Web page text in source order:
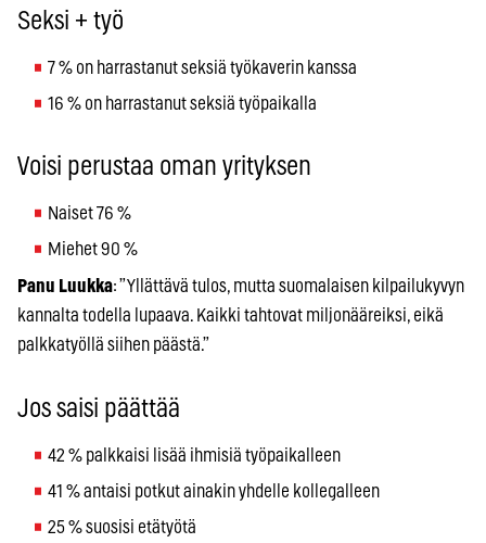
Seksi + työ
7 % on harrastanut seksiä työkaverin kanssa
16 % on harrastanut seksiä työpaikalla
Voisi perustaa oman yrityksen
Naiset 76 %
Miehet 90 %
Panu Luukka: ”Yllättävä tulos, mutta suomalaisen kilpailukyvyn
kannalta todella lupaava. Kaikki tahtovat miljonääreiksi, eikä
palkkatyöllä siihen päästä.”
Jos saisi päättää
42 % palkkaisi lisää ihmisiä työpaikalleen
41 % antaisi potkut ainakin yhdelle kollegalleen
25 % suosisi etätyötä